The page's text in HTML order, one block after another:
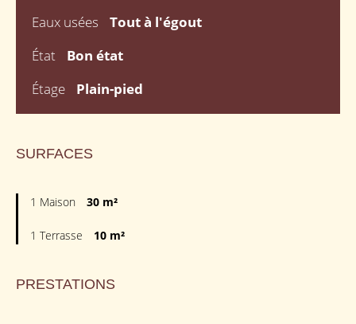
Eaux usées
Tout à l'égout
État
Bon état
Étage
Plain-pied
SURFACES
1 Maison 30 m²
1 Terrasse 10 m²
PRESTATIONS